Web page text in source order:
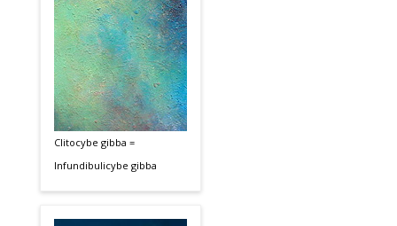
Clitocybe gibba =
Infundibulicybe gibba